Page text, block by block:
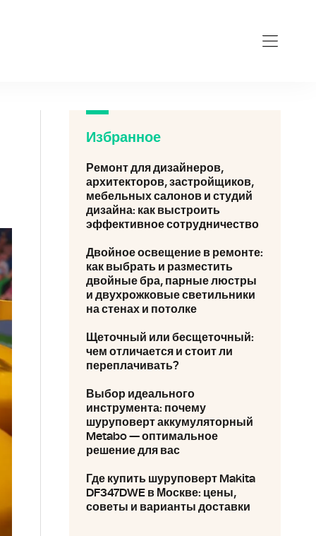
Избранное
Ремонт для дизайнеров,
архитекторов, застройщиков,
мебельных салонов и студий
дизайна: как выстроить
эффективное сотрудничество
Двойное освещение в ремонте:
как выбрать и разместить
двойные бра, парные люстры
и двухрожковые светильники
на стенах и потолке
Щеточный или бесщеточный:
чем отличается и стоит ли
переплачивать?
Выбор идеального
инструмента: почему
шуруповерт аккумуляторный
Metabo — оптимальное
решение для вас
Где купить шуруповерт Makita
DF347DWE в Москве: цены,
советы и варианты доставки